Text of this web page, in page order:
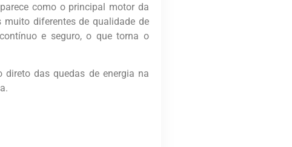
como o principal motor da
muito diferentes de qualidade de
e seguro, o que torna o
das quedas de energia na